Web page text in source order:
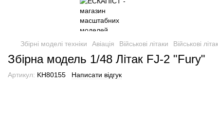
Збірні моделі техніки Авіація Військові літаки Військові
Збірна модель 1/48 Літак FJ-2 "Fury"
Артикул: KH80155 Написати відгук